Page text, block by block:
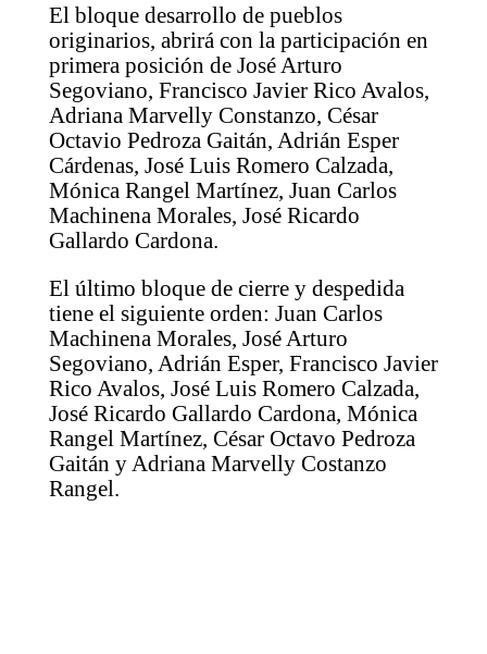
El bloque desarrollo de pueblos
originarios, abrirá con la participación en
primera posición de José Arturo
Segoviano, Francisco Javier Rico Avalos,
Adriana Marvelly Constanzo, César
Octavio Pedroza Gaitán, Adrián Esper
Cárdenas, José Luis Romero Calzada,
Mónica Rangel Martínez, Juan Carlos
Machinena Morales, José Ricardo
Gallardo Cardona.
El último bloque de cierre y despedida
tiene el siguiente orden: Juan Carlos
Machinena Morales, José Arturo
Segoviano, Adrián Esper, Francisco Javier
Rico Avalos, José Luis Romero Calzada,
José Ricardo Gallardo Cardona, Mónica
Rangel Martínez, César Octavo Pedroza
Gaitán y Adriana Marvelly Costanzo
Rangel.